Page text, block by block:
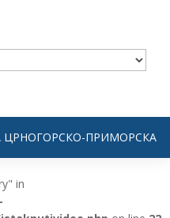
ЦРНОГОРСКО-ПРИМОРСКА
in